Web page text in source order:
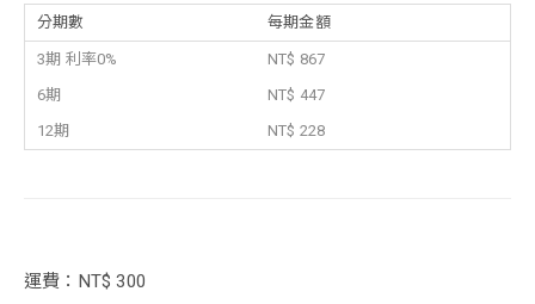
分期數 每期金額
3期 利率0%
NT$ 867
6期
NT$ 447
12期
NT$ 228
運費：NT$ 300